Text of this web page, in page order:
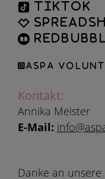
TikTok
ASPA
Kontakt:
Annika Meister
E-Mail:
Danke an unsere